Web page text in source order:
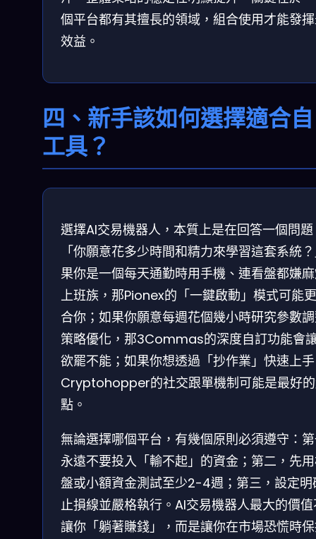
個平台都有其擅長的領域，組合使用才能發
效益。
四、新手該如何選擇適合
工具？
選擇AI交易機器人，本質上是在回答一個問
「你願意花多少時間和精力來學習這套系統
果你是一個每天通勤時用手機、連看盤都嫌
上班族，那Pionex的「一鍵啟動」模式可能
合你；如果你願意每週花個幾小時研究參數
策略優化，那3Commas的深度自訂功能會
欲罷不能；如果你想透過「抄作業」快速上
Cryptohopper的社交跟單機制可能是最好
點。
無論選擇哪個平台，有幾個原則必須遵守：
永遠不要投入「輸不起」的資金；第二，先
盤或小額資金測試至少2-4週；第三，設定明
止損線並嚴格執行。AI交易機器人最大的價
讓你「躺著賺錢」，而是讓你在市場恐慌時